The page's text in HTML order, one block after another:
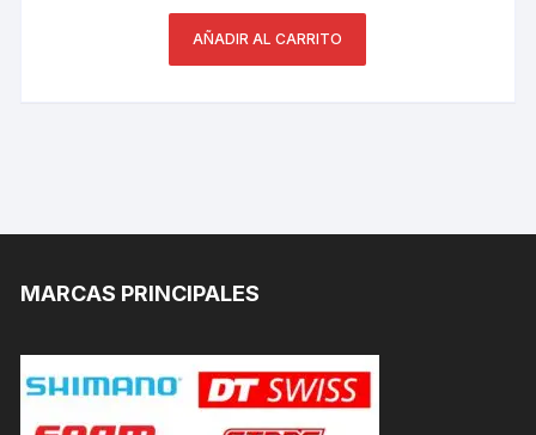
AÑADIR AL CARRITO
MARCAS PRINCIPALES